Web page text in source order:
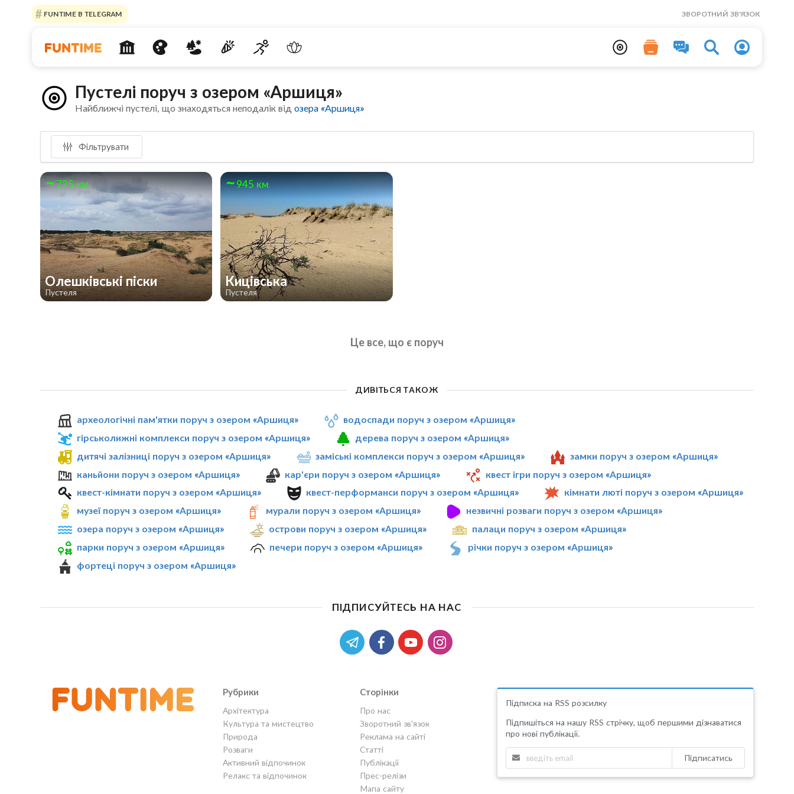
FUNTIME В TELEGRAM ЗВОРОТНИЙ ЗВ'ЯЗОК
Пустелі поруч з озером «Аршиця»
Найближчі пустелі, що знаходяться неподалік відозера «Аршиця»
Фільтрувати
725 км
Олешківські піски
Пустеля
945 км
Кицівська
Пустеля
Це все, що є поруч
ДИВІТЬСЯ ТАКОЖ
археологічні пам'ятки поруч з озером «Аршиця»
водоспади поруч з озером «Аршиця»
гірськолижні комплекси поруч з озером «Аршиця»
дерева поруч з озером «Аршиця»
дитячі залізниці поруч з озером «Аршиця»
заміські комплекси поруч з озером «Аршиця»
замки поруч з озером «Аршиця»
каньйони поруч з озером «Аршиця»
кар'єри поруч з озером «Аршиця»
квест ігри поруч з озером «Аршиця»
квест-кімнати поруч з озером «Аршиця»
квест-перформанси поруч з озером «Аршиця»
кімнати люті поруч з озером «Аршиця»
музеї поруч з озером «Аршиця»
мурали поруч з озером «Аршиця»
незвичні розваги поруч з озером «Аршиця»
озера поруч з озером «Аршиця»
острови поруч з озером «Аршиця»
палаци поруч з озером «Аршиця»
парки поруч з озером «Аршиця»
печери поруч з озером «Аршиця»
річки поруч з озером «Аршиця»
фортеці поруч з озером «Аршиця»
ПІДПИСУЙТЕСЬ НА НАС
Рубрики
Архітектура
Культура та мистецтво
Природа
Розваги
Активний відпочинок
Релакс та відпочинок
Сторінки
Про нас
Зворотний зв'язок
Реклама на сайті
Статті
Публікації
Прес-релізи
Мапа сайту
Підписка на RSS розсилку
Підпишіться на нашу RSS стрічку, щоб першими дізнаватися
про нові публікації.
Підписатись